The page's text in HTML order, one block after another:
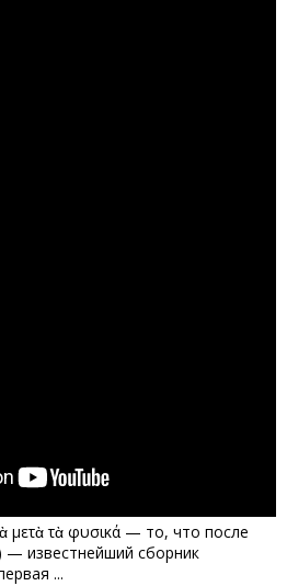
μετὰ τὰ φυσικά — то, что после
— известнейший сборник
...